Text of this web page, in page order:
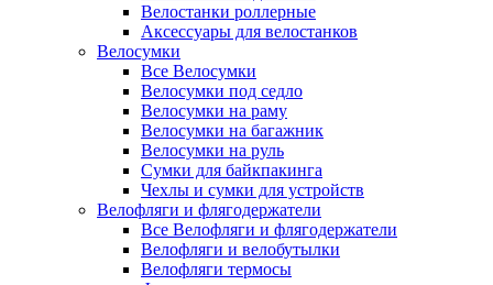
Велостанки роллерные
Аксессуары для велостанков
Велосумки
Все Велосумки
Велосумки под седло
Велосумки на раму
Велосумки на багажник
Велосумки на руль
Сумки для байкпакинга
Чехлы и сумки для устройств
Велофляги и флягодержатели
Все Велофляги и флягодержатели
Велофляги и велобутылки
Велофляги термосы